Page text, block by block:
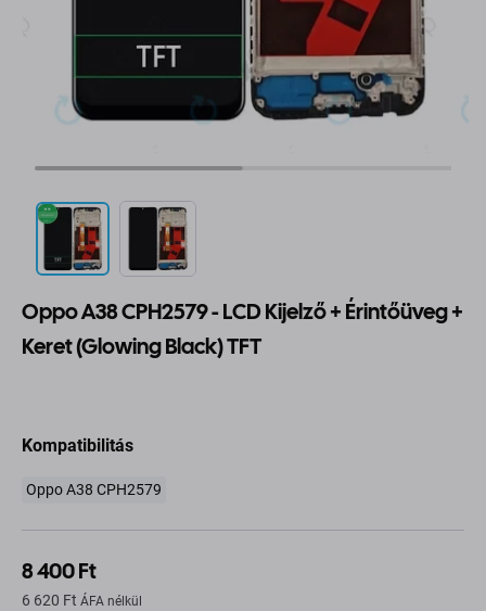
Oppo A38 CPH2579 - LCD Kijelző + Érintőüveg +
Keret (Glowing Black) TFT
Kompatibilitás
Oppo A38 CPH2579
8 400 Ft
6 620 Ft ÁFA nélkül